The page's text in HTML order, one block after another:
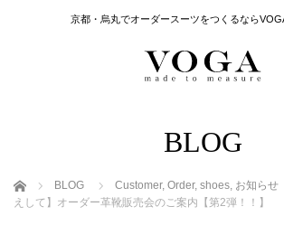
京都・烏丸でオーダースーツをつくるなら
BLOG
ホーム BLOG Customer, Order, shoes, お知らせ
えして】オーダー革靴販売会のご案内【第2弾！！】